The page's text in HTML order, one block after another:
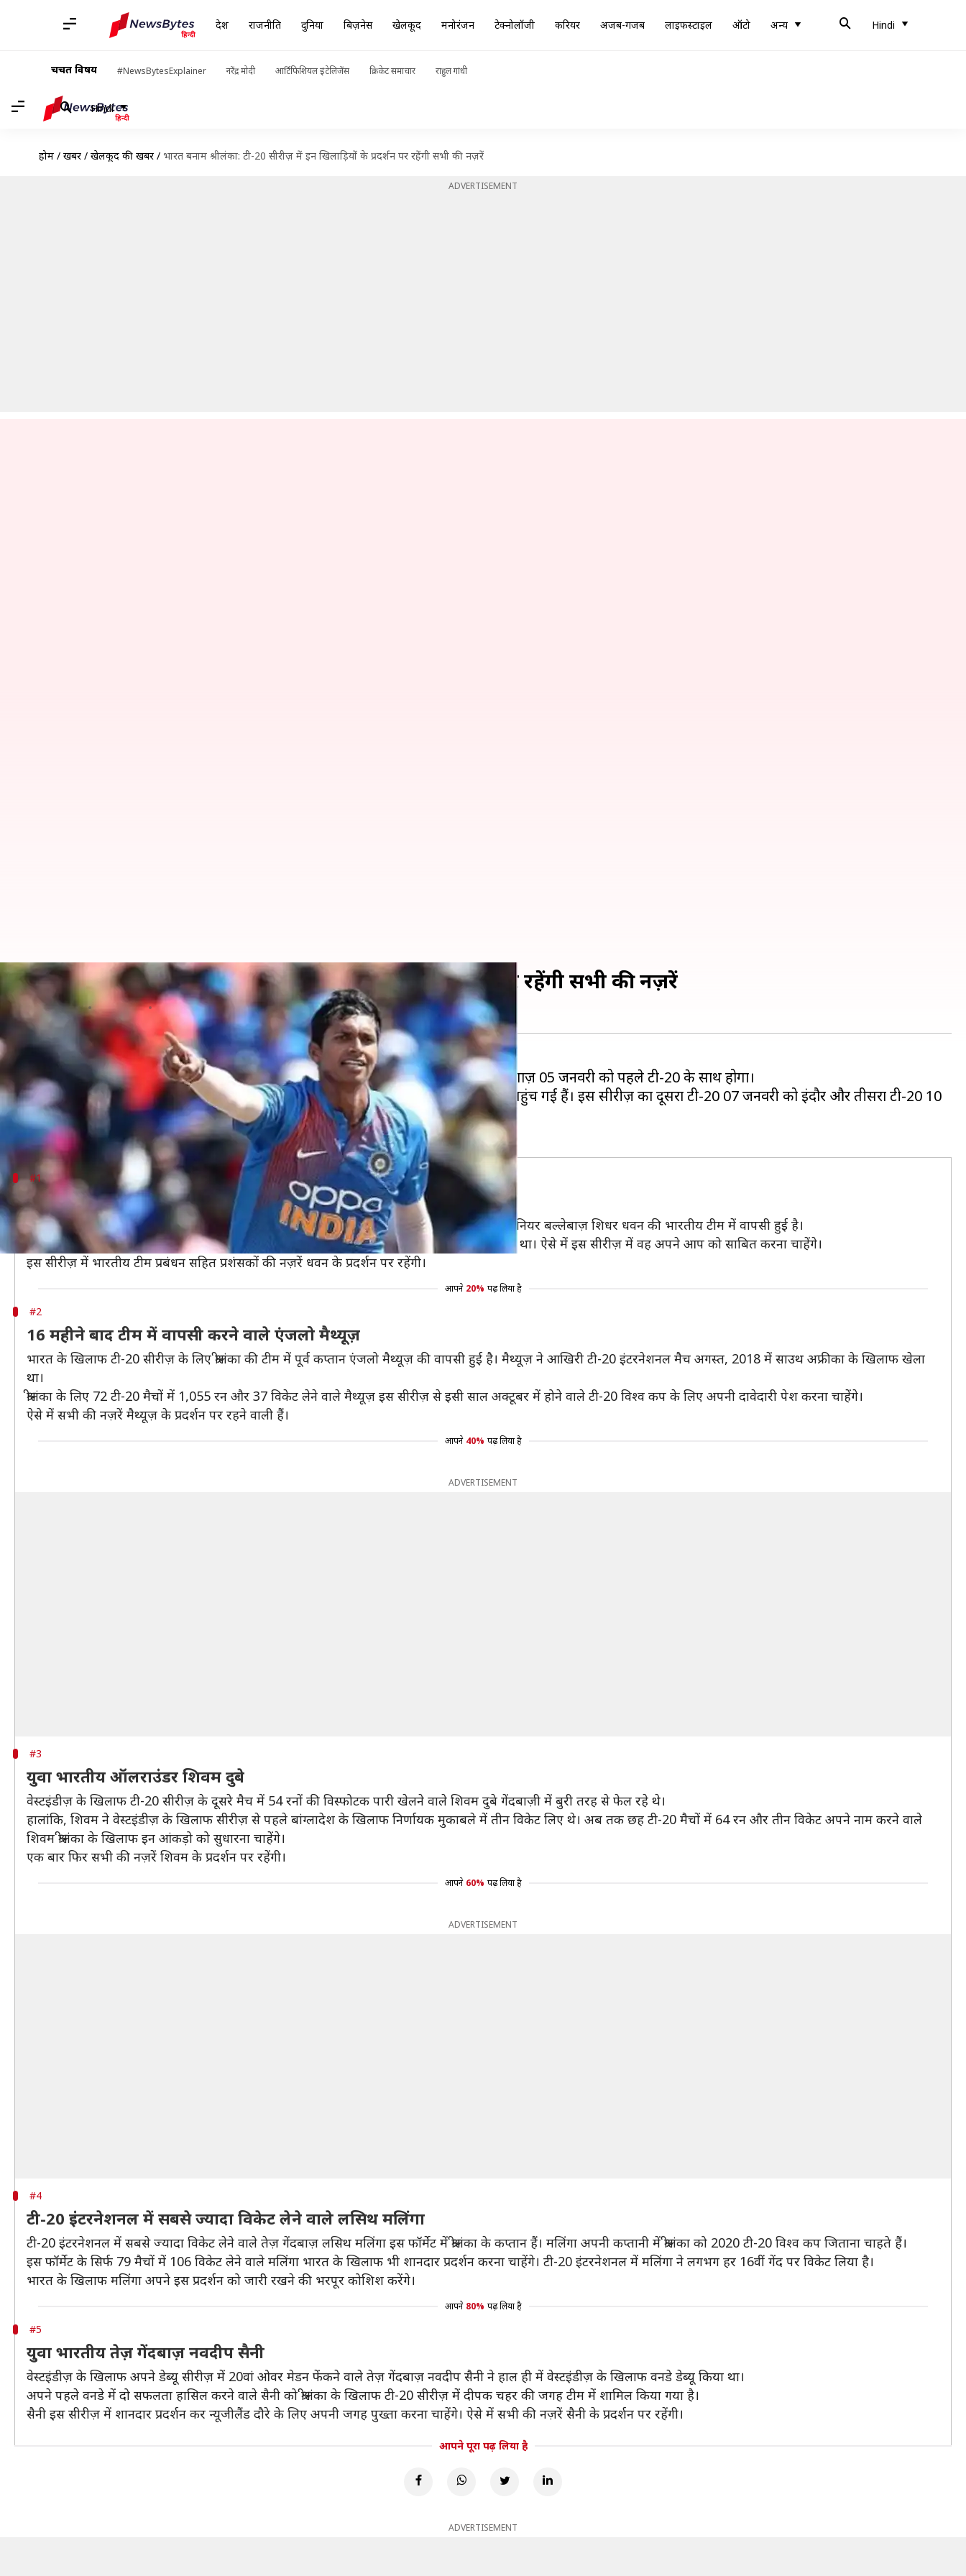
देश राजनीति दुनिया बिज़नेस खेलकूद मनोरंजन टेक्नोलॉजी करियर अजब-गजब लाइफस्टाइल ऑटो अन्य Hindi
चर्चित विषय #NewsBytesExplainer नरेंद्र मोदी आर्टिफिशियल इंटेलिजेंस क्रिकेट समाचार राहुल गांधी
Hindi
होम / खबरें / खेलकूद की खबरें / भारत बनाम श्रीलंका: टी-20 सीरीज़ में इन खिलाड़ियों के प्रदर्शन पर रहेंगी सभी की नज़रें
ADVERTISEMENT
भारत बनाम श्रीलंका: टी-20 सीरीज़ में इन खिलाड़ियों के प्रदर्शन पर रहेंगी सभी की नज़रें
मोहम्मद वाहिद Jan 03, 2020 09:10 pm
क्या है खबर?
भारत और श्रीलंका के बीच इसी महीने तीन मैचों की टी-20 सीरीज़ खेली जाएगी। इस सीरीज़ का आगाज़ 05 जनवरी को पहले टी-20 के साथ होगा।
टी-20 सीरीज़ का पहला मुकाबला गुवाहाटी में खेला जाएगा। दोनों टीमें पहले मैच के लिए गुवाहाटी पहुंच गई हैं। इस सीरीज़ का दूसरा टी-20 07 जनवरी को इंदौर और तीसरा टी-20 10
जनवरी को पुणे में खेला जाएगा।
#1
चोट के बाद वापसी करने वाले शिखर धवन
श्रीलंका के खिलाफ टी-20 सीरीज़ के लिए 'हिटमैन' रोहित शर्मा को आराम दिया गया है। रोहित की जगह सीनियर बल्लेबाज़ शिधर धवन की भारतीय टीम में वापसी हुई है।
धवन और केएल राहुल इस सीरीज़ में पारी की शुरुआत करेंगे। धवन के लिए पिछला साल काफी खराब रहा था। ऐसे में इस सीरीज़ में वह अपने आप को साबित करना चाहेंगे।
इस सीरीज़ में भारतीय टीम प्रबंधन सहित प्रशंसकों की नज़रें धवन के प्रदर्शन पर रहेंगी।
आपने 20% पढ़ लिया है
#2
16 महीने बाद टीम में वापसी करने वाले एंजलो मैथ्यूज़
भारत के खिलाफ टी-20 सीरीज़ के लिए श्रीलंका की टीम में पूर्व कप्तान एंजलो मैथ्यूज़ की वापसी हुई है। मैथ्यूज़ ने आखिरी टी-20 इंटरनेशनल मैच अगस्त, 2018 में साउथ अफ्रीका के खिलाफ खेला
था।
श्रीलंका के लिए 72 टी-20 मैचों में 1,055 रन और 37 विकेट लेने वाले मैथ्यूज़ इस सीरीज़ से इसी साल अक्टूबर में होने वाले टी-20 विश्व कप के लिए अपनी दावेदारी पेश करना चाहेंगे।
ऐसे में सभी की नज़रें मैथ्यूज़ के प्रदर्शन पर रहने वाली हैं।
आपने 40% पढ़ लिया है
ADVERTISEMENT
#3
युवा भारतीय ऑलराउंडर शिवम दुबे
वेस्टइंडीज़ के खिलाफ टी-20 सीरीज़ के दूसरे मैच में 54 रनों की विस्फोटक पारी खेलने वाले शिवम दुबे गेंदबाज़ी में बुरी तरह से फेल रहे थे।
हालांकि, शिवम ने वेस्टइंडीज़ के खिलाफ सीरीज़ से पहले बांग्लादेश के खिलाफ निर्णायक मुकाबले में तीन विकेट लिए थे। अब तक छह टी-20 मैचों में 64 रन और तीन विकेट अपने नाम करने वाले
शिवम श्रीलंका के खिलाफ इन आंकड़ो को सुधारना चाहेंगे।
एक बार फिर सभी की नज़रें शिवम के प्रदर्शन पर रहेंगी।
आपने 60% पढ़ लिया है
ADVERTISEMENT
#4
टी-20 इंटरनेशनल में सबसे ज्यादा विकेट लेने वाले लसिथ मलिंगा
टी-20 इंटरनेशनल में सबसे ज्यादा विकेट लेने वाले तेज़ गेंदबाज़ लसिथ मलिंगा इस फॉर्मेट में श्रीलंका के कप्तान हैं। मलिंगा अपनी कप्तानी में श्रीलंका को 2020 टी-20 विश्व कप जिताना चाहते हैं।
इस फॉर्मेट के सिर्फ 79 मैचों में 106 विकेट लेने वाले मलिंगा भारत के खिलाफ भी शानदार प्रदर्शन करना चाहेंगे। टी-20 इंटरनेशनल में मलिंगा ने लगभग हर 16वीं गेंद पर विकेट लिया है।
भारत के खिलाफ मलिंगा अपने इस प्रदर्शन को जारी रखने की भरपूर कोशिश करेंगे।
आपने 80% पढ़ लिया है
#5
युवा भारतीय तेज़ गेंदबाज़ नवदीप सैनी
वेस्टइंडीज़ के खिलाफ अपने डेब्यू सीरीज़ में 20वां ओवर मेडन फेंकने वाले तेज़ गेंदबाज़ नवदीप सैनी ने हाल ही में वेस्टइंडीज़ के खिलाफ वनडे डेब्यू किया था।
अपने पहले वनडे में दो सफलता हासिल करने वाले सैनी को श्रीलंका के खिलाफ टी-20 सीरीज़ में दीपक चहर की जगह टीम में शामिल किया गया है।
सैनी इस सीरीज़ में शानदार प्रदर्शन कर न्यूजीलैंड दौरे के लिए अपनी जगह पुख्ता करना चाहेंगे। ऐसे में सभी की नज़रें सैनी के प्रदर्शन पर रहेंगी।
आपने पूरा पढ़ लिया है
ADVERTISEMENT